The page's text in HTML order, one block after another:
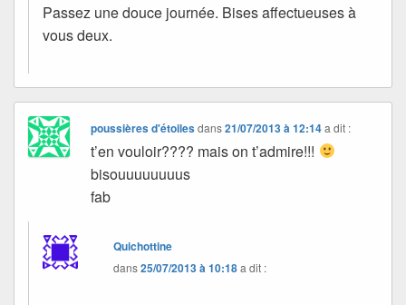
Passez une douce journée. Bises affectueuses à
vous deux.
poussières d'étoilesdans21/07/2013 à 12:14 a dit :
t’en vouloir???? mais on t’admire!!!
bisouuuuuuuus
fab
Quichottine
dans25/07/2013 à 10:18a dit :